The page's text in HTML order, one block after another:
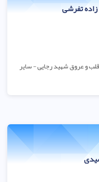
تفرشی
قلب و عروق شهید رجایی - سایر